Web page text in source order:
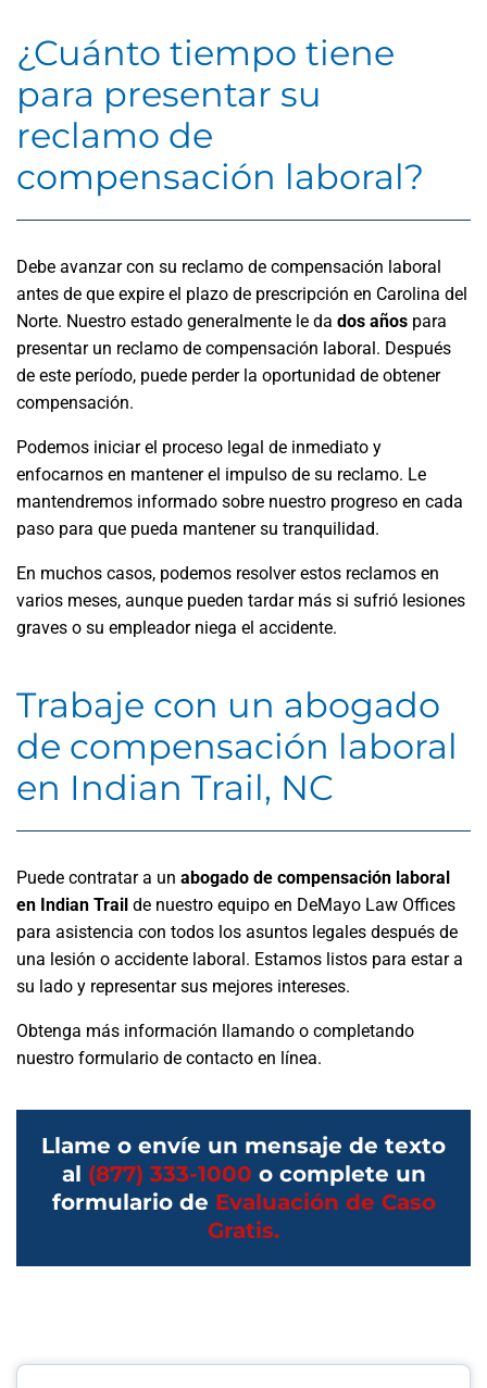
¿Cuánto tiempo tiene
para presentar su
reclamo de
compensación laboral?
Debe avanzar con su reclamo de compensación laboral
antes de que expire el plazo de prescripción en Carolina del
Norte. Nuestro estado generalmente le da dos años para
presentar un reclamo de compensación laboral. Después
de este período, puede perder la oportunidad de obtener
compensación.
Podemos iniciar el proceso legal de inmediato y
enfocarnos en mantener el impulso de su reclamo. Le
mantendremos informado sobre nuestro progreso en cada
paso para que pueda mantener su tranquilidad.
En muchos casos, podemos resolver estos reclamos en
varios meses, aunque pueden tardar más si sufrió lesiones
graves o su empleador niega el accidente.
Trabaje con un abogado
de compensación laboral
en Indian Trail, NC
Puede contratar a un abogado de compensación laboral
en Indian Trail de nuestro equipo en DeMayo Law Offices
para asistencia con todos los asuntos legales después de
una lesión o accidente laboral. Estamos listos para estar a
su lado y representar sus mejores intereses.
Obtenga más información llamando o completando
nuestro formulario de contacto en línea.
Llame o envíe un mensaje de texto
al (877) 333-1000 o complete un
formulario de Evaluación de Caso
Gratis.